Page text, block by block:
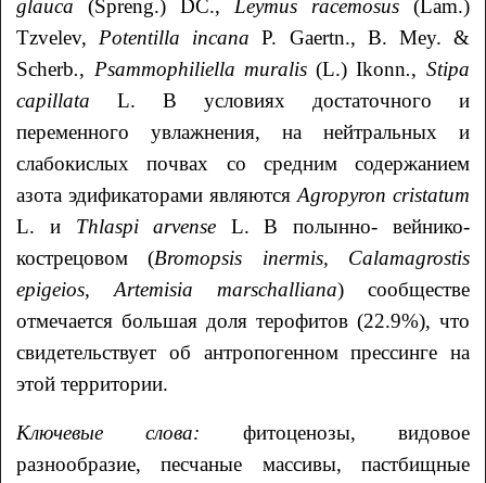
glauca(Spreng.) DC., Leymus racemosus (Lam.)
Tzvelev, Potentilla incanaP. Gaertn., B. Mey. &
Scherb., Psammophiliella muralis(L.) Ikonn., Stipa
capillataL. В условиях достаточного и
переменного увлажнения, на нейтральных и
слабокислых почвах со средним содержанием
азота эдификаторами являются Agropyron cristatum
L. иThlaspi arvense L. В полынно- вейнико-
кострецовом (Bromopsis inermis, Calamagrostis
epigeios, Artemisia marschalliana) сообществе
отмечается большая доля терофитов (22.9%), что
свидетельствует об антропогенном прессинге на
этой территории.
Ключевые слова: фитоценозы, видовое
разнообразие, песчаные массивы, пастбищные